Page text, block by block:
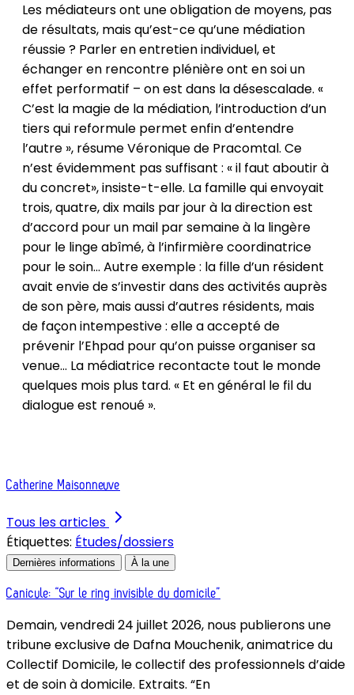
Les médiateurs ont une obligation de moyens, pas
de résultats, mais qu’est-ce qu’une médiation
réussie ? Parler en entretien individuel, et
échanger en rencontre plénière ont en soi un
effet performatif – on est dans la désescalade. «
C’est la magie de la médiation, l’introduction d’un
tiers qui reformule permet enfin d’entendre
l’autre », résume Véronique de Pracomtal. Ce
n’est évidemment pas suffisant : « il faut aboutir à
du concret», insiste-t-elle. La famille qui envoyait
trois, quatre, dix mails par jour à la direction est
d’accord pour un mail par semaine à la lingère
pour le linge abîmé, à l’infirmière coordinatrice
pour le soin... Autre exemple : la fille d’un résident
avait envie de s’investir dans des activités auprès
de son père, mais aussi d’autres résidents, mais
de façon intempestive : elle a accepté de
prévenir l’Ehpad pour qu’on puisse organiser sa
venue... La médiatrice recontacte tout le monde
quelques mois plus tard. « Et en général le fil du
dialogue est renoué ».
Catherine Maisonneuve
Tous les articles
Étiquettes: Études/dossiers
Dernières informations À la une
Canicule: “Sur le ring invisible du domicile”
Demain, vendredi 24 juillet 2026, nous publierons une
tribune exclusive de Dafna Mouchenik, animatrice du
Collectif Domicile, le collectif des professionnels d’aide
et de soin à domicile. Extraits. “En